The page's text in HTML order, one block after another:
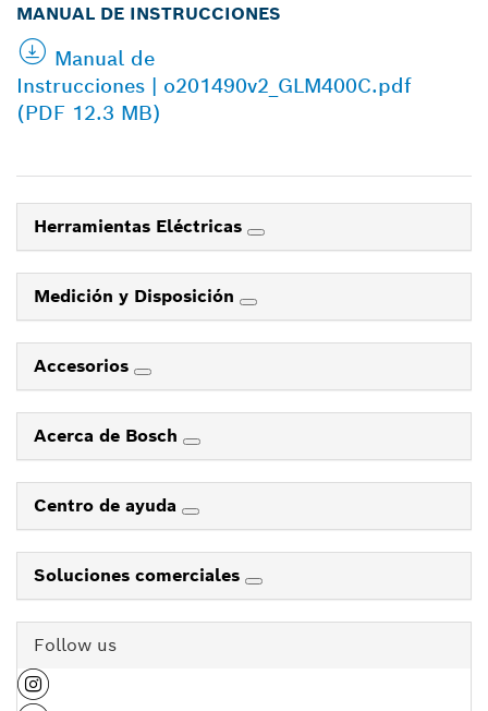
MANUAL DE INSTRUCCIONES
Manual de
Instrucciones | o201490v2_GLM400C.pdf
(PDF 12.3 MB)
Herramientas Eléctricas
Medición y Disposición
Accesorios
Acerca de Bosch
Centro de ayuda
Soluciones comerciales
Follow us